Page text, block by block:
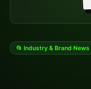
📂 Industry & Brand News